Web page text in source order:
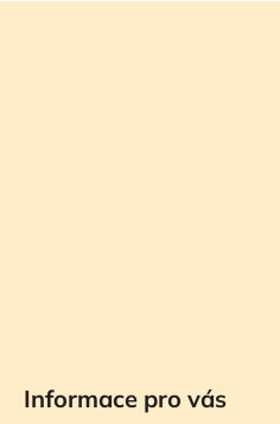
Informace pro vás